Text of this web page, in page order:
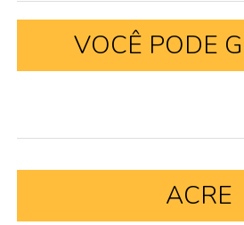
VOCÊ PODE
ACRE